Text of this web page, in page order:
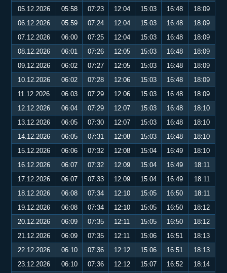
05.12.2026 05:58 07:23 12:04 15:03 16:48
18:09
06.12.2026
05:59 07:24 12:04 15:03 16:48
18:09
07.12.2026
06:00 07:25 12:04 15:03 16:48
18:09
08.12.2026
06:01 07:26 12:05 15:03 16:48
18:09
09.12.2026
06:02 07:27 12:05 15:03 16:48
18:09
10.12.2026
06:02 07:28 12:06 15:03 16:48
18:09
11.12.2026
06:03 07:29 12:06 15:03 16:48
18:09
12.12.2026
06:04 07:29 12:07 15:03 16:48
18:10
13.12.2026
06:05 07:30 12:07 15:03 16:48
18:10
14.12.2026
06:05 07:31 12:08 15:03 16:48
18:10
15.12.2026
06:06 07:32 12:08 15:04 16:49
18:10
16.12.2026
06:07 07:32 12:09 15:04 16:49
18:11
17.12.2026
06:07 07:33 12:09 15:04 16:49
18:11
18.12.2026
06:08 07:34 12:10 15:05 16:50
18:11
19.12.2026
06:08 07:34 12:10 15:05 16:50
18:12
20.12.2026
06:09 07:35 12:11 15:05 16:50
18:12
21.12.2026
06:09 07:35 12:11 15:06 16:51
18:13
22.12.2026
06:10 07:36 12:12 15:06 16:51
18:13
23.12.2026
06:10 07:36 12:12 15:07 16:52
18:14